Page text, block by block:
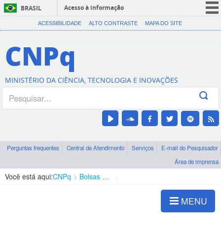
BRASIL
Acesso à informação
CORONAVÍRUS (COVID-19)
Canais
ACESSIBILIDADE ALTO CONTRASTE MAPA DO SITE
CNPq
MINISTÉRIO DA CIÊNCIA, TECNOLOGIA E INOVAÇÕES
Perguntas frequentes Central de Atendimento Serviços
E-mail do Pesquisador
Área de imprensa
Você está aqui:CNPq Bolsas e Auxílios Vigentes
MENU